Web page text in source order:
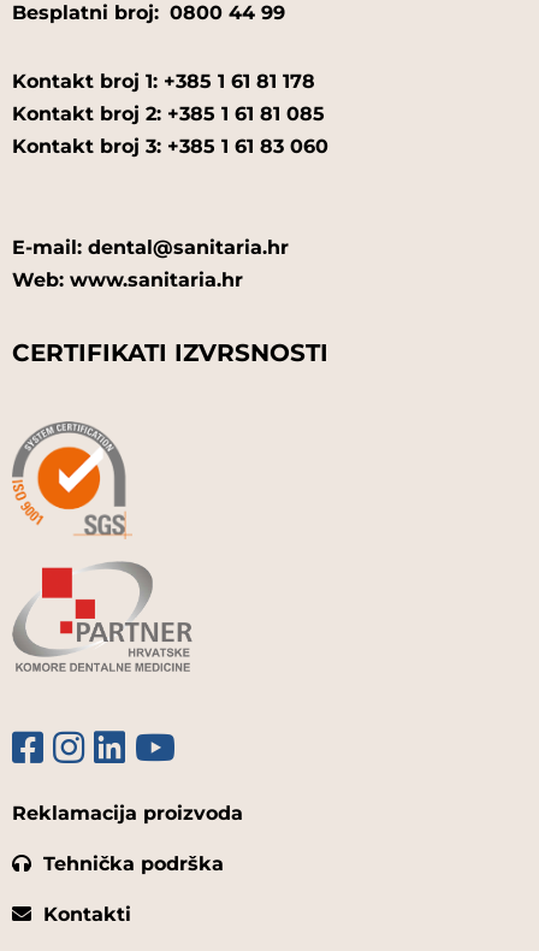
Besplatni broj: 0800 44 99
Kontakt broj 1: +385 1 61 81 178
Kontakt broj 2: +385 1 61 81 085
Kontakt broj 3: +385 1 61 83 060
E-mail: dental@sanitaria.hr
Web: www.sanitaria.hr
CERTIFIKATI IZVRSNOSTI
Reklamacija proizvoda
Tehnička podrška
Kontakti